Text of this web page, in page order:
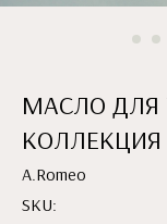
МАСЛО ДЛЯ
КОЛЛЕКЦИЯ
A.Romeo
SKU: